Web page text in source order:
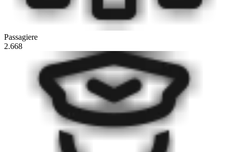
Passagiere
2.668